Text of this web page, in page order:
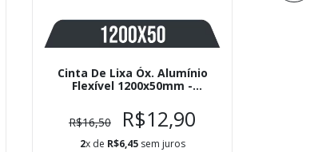
Cinta De Lixa Óx. Alumínio
Flexível 1200x50mm -
R$16,50
R$12,90
2x de R$6,45sem juros